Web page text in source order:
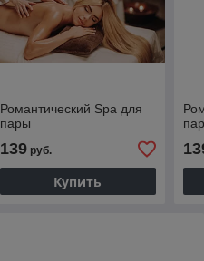
Романтический Spa для
пары
139руб.
Купить